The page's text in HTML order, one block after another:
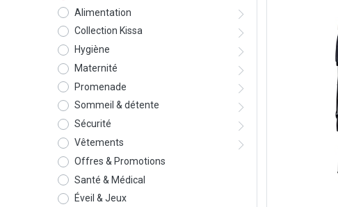
Alimentation
Collection Kissa
Hygiène
Maternité
Promenade
Sommeil & détente
Sécurité
Vêtements
Offres & Promotions
Santé & Médical
Éveil & Jeux